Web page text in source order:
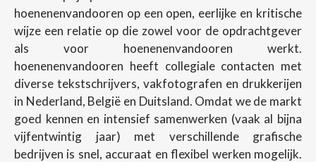
hoenenenvandooren op een open, eerlijke en kritische
wijze een relatie op die zowel voor de opdrachtgever
als voor hoenenenvandooren werkt.
hoenenenvandooren heeft collegiale contacten met
diverse tekstschrijvers, vakfotografen en drukkerijen
in Nederland, België en Duitsland. Omdat we de markt
goed kennen en intensief samenwerken (vaak al bijna
vijfentwintig jaar) met verschillende grafische
bedrijven is snel, accuraat en flexibel werken mogelijk.